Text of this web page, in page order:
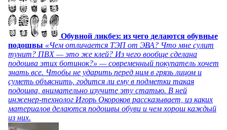
Обувной ликбез: из чего делаются обувные
подошвы «Чем отличается ТЭП от ЭВА? Что мне сулит
тунит? ПВХ — это же клей? Из чего вообще сделана
подошва этих ботинок?» — современный покупатель хочет
знать все. Чтобы не ударить перед ним в грязь лицом и
суметь объяснить, годится ли ему в подметки такая
подошва, внимательно изучите эту статью. В ней
инженер-технолог Игорь Окороков рассказывает, из каких
материалов делаются подошвы обуви и чем хорош каждый
из них.